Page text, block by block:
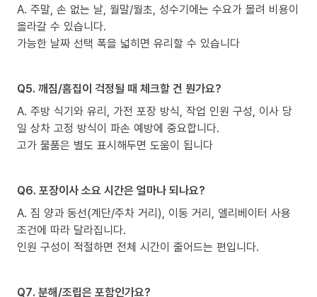
A. 주말, 손 없는 날, 월말/월초, 성수기에는 수요가 몰려 비용이
올라갈 수 있습니다.
가능한 날짜 선택 폭을 넓히면 유리할 수 있습니다
Q5. 깨짐/흠집이 걱정될 때 체크할 건 뭔가요?
A. 주방 식기와 유리, 가전 포장 방식, 작업 인원 구성, 이사 당
일 상차 고정 방식이 파손 예방에 중요합니다.
고가 물품은 별도 표시해두면 도움이 됩니다
Q6. 포장이사 소요 시간은 얼마나 되나요?
A. 짐 양과 동선(계단/주차 거리), 이동 거리, 엘리베이터 사용
조건에 따라 달라집니다.
인원 구성이 적절하면 전체 시간이 줄어드는 편입니다.
Q7. 분해/조립은 포함인가요?